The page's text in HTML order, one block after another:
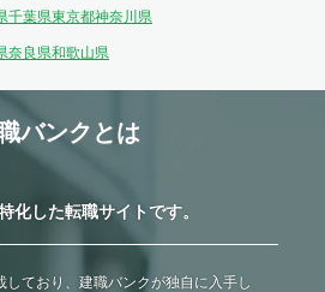
千葉県東京都神奈川県
奈良県和歌山県
バンクとは
化した転職サイトです。
ており、建職バンクが独自に入手し